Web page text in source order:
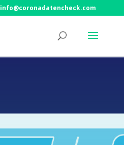
info@coronadatencheck.com